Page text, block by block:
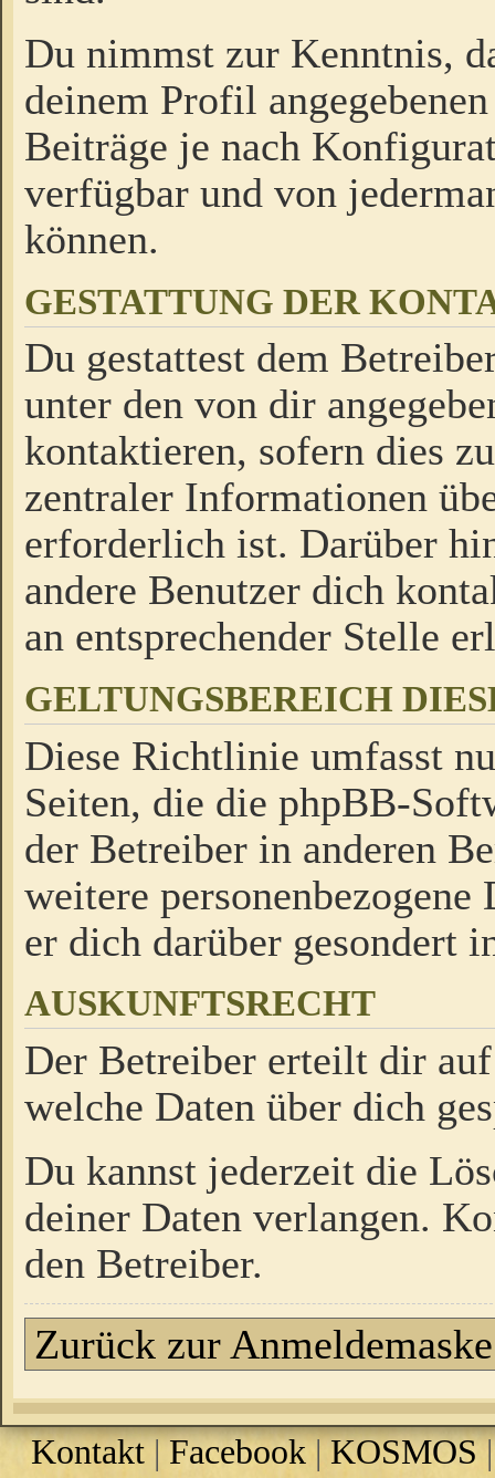
Du nimmst zur Kenntnis,
deinem Profil
Beiträge je nach
verfügbar und von
können.
GESTATTUNG DER
Du gestattest dem
unter den von dir
kontaktieren, sofern dies
zentraler Informationen
erforderlich ist. Darüber
andere Benutzer dich
an entsprechender Stelle
GELTUNGSBEREICH
Diese Richtlinie umfasst
Seiten, die die phpBB-
der Betreiber in anderen
weitere
er dich darüber gesondert
AUSKUNFTSRECHT
Der Betreiber erteilt dir
welche Daten über dich
Du kannst jederzeit die
deiner Daten verlangen.
den Betreiber.
Zurück zur Anmeldemaske
Kontakt | Facebook| KOSMOS